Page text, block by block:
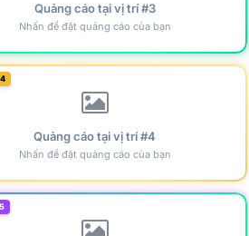
Quảng cáo tại vị trí #3
Nhấn để đặt quảng cáo của bạn
Quảng cáo tại vị trí #4
Nhấn để đặt quảng cáo của bạn